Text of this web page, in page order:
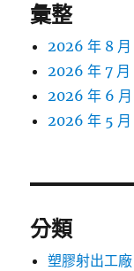
彙整
2026 年 8 月
2026 年 7 月
2026 年 6 月
2026 年 5 月
分類
塑膠射出工廠